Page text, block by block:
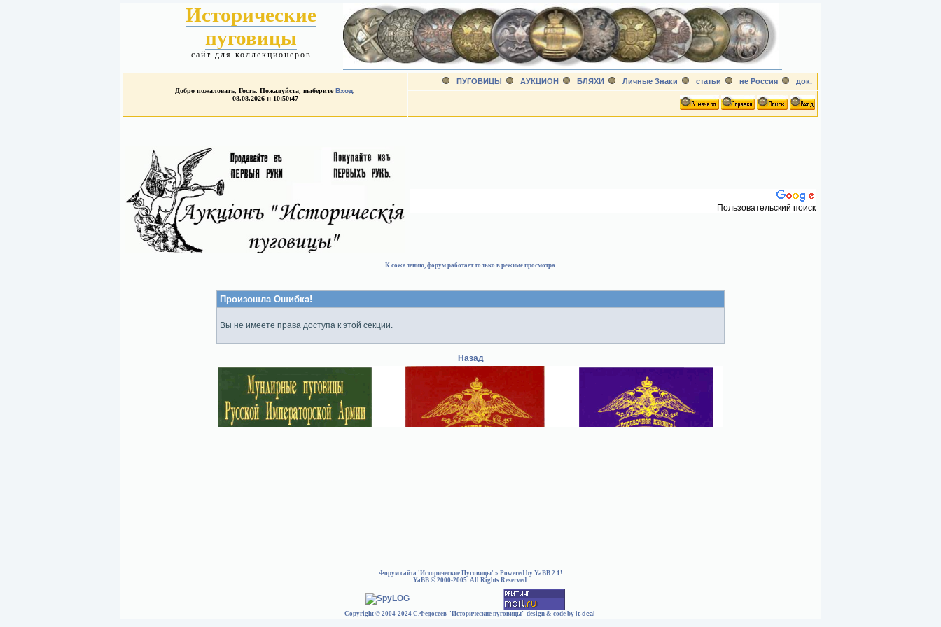
Исторические
пуговицы
сайт для коллекционеров
Добро пожаловать, Гость. Пожалуйста, выберитеВход.
08.08.2026 :: 10:50:47
ПУГОВИЦЫ АУКЦИОН БЛЯХИ Личные Знаки статьи не Россия док.
Пользовательский поиск
К сожалению, форум работает только в режиме просмотра.
Произошла Ошибка!
Вы не имеете права доступа к этой секции.
Назад
Форум сайта 'Исторические Пуговицы' » Powered by YaBB 2.1!
YaBB © 2000-2005. All Rights Reserved.
Copyright © 2004-2024 С.Федосеев "Исторические пуговицы" design & code by it-deal